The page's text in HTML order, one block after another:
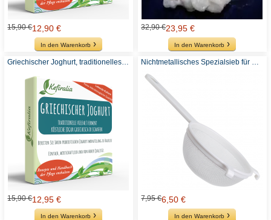
15,90 €12,90 €
In den Warenkorb
32,90 €23,95 €
In den Warenkorb
Griechischer Joghurt, traditionelles Ferment
15,90 €12,95 €
In den Warenkorb
Nichtmetallisches Spezialsieb für Kefir
7,95 €6,50 €
In den Warenkorb